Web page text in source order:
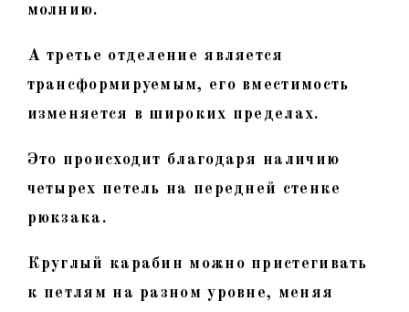
молнию.
А третье отделение является
трансформируемым, его вместимость
изменяется в широких пределах.
Это происходит благодаря наличию
четырех петель на передней стенке
рюкзака.
Круглый карабин можно пристегивать
к петлям на разном уровне, меняя